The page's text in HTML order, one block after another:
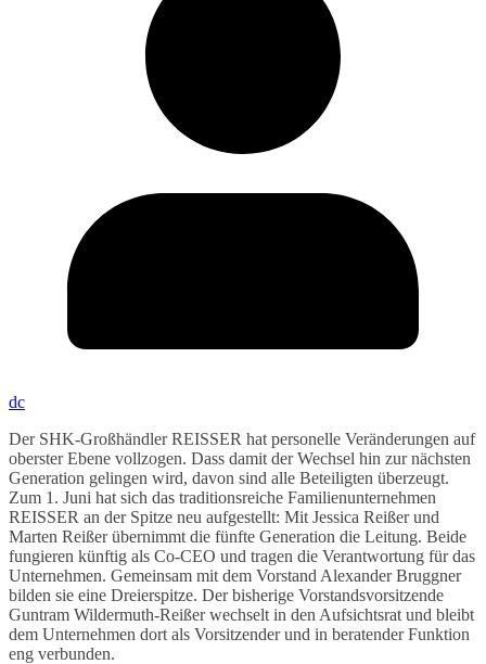
dc
Der SHK-Großhändler REISSER hat personelle Veränderungen auf
oberster Ebene vollzogen. Dass damit der Wechsel hin zur nächsten
Generation gelingen wird, davon sind alle Beteiligten überzeugt.
Zum 1. Juni hat sich das traditionsreiche Familienunternehmen
REISSER an der Spitze neu aufgestellt: Mit Jessica Reißer und
Marten Reißer übernimmt die fünfte Generation die Leitung. Beide
fungieren künftig als Co-CEO und tragen die Verantwortung für das
Unternehmen. Gemeinsam mit dem Vorstand Alexander Bruggner
bilden sie eine Dreierspitze. Der bisherige Vorstandsvorsitzende
Guntram Wildermuth-Reißer wechselt in den Aufsichtsrat und bleibt
dem Unternehmen dort als Vorsitzender und in beratender Funktion
eng verbunden.